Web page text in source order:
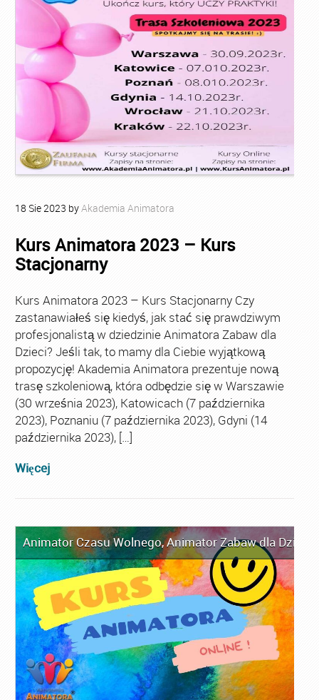
18 Sie2023 byAkademia Animatora
Kurs Animatora 2023 – Kurs
Stacjonarny
Kurs Animatora 2023 – Kurs Stacjonarny Czy
zastanawiałeś się kiedyś, jak stać się prawdziwym
profesjonalistą w dziedzinie Animatora Zabaw dla
Dzieci? Jeśli tak, to mamy dla Ciebie wyjątkową
propozycję! Akademia Animatora prezentuje nową
trasę szkoleniową, która odbędzie się w Warszawie
(30 września 2023), Katowicach (7 października
2023), Poznaniu (7 października 2023), Gdyni (14
października 2023), […]
Więcej
Animator Czasu Wolnego,Animator Zabaw dla Dzieci